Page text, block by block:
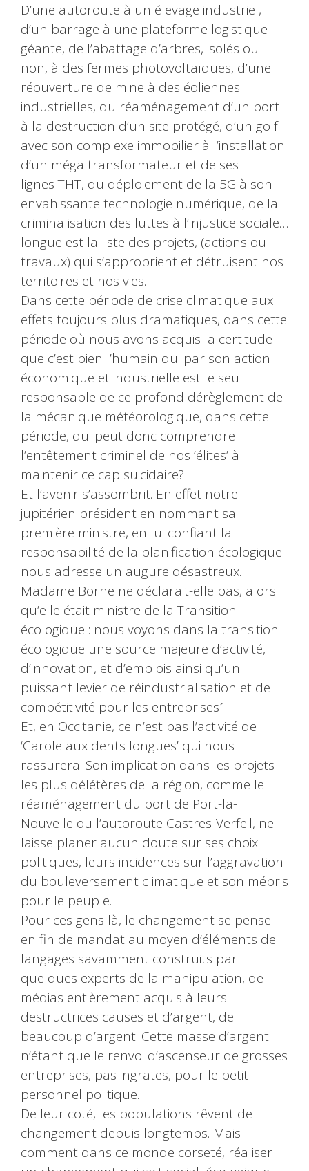
D’une autoroute à un élevage industriel,
d’un barrage à une plateforme logistique
géante, de l’abattage d’arbres, isolés ou
non, à des fermes photovoltaïques, d’une
réouverture de mine à des éoliennes
industrielles, du réaménagement d’un port
à la destruction d’un site protégé, d’un golf
avec son complexe immobilier à l’installation
d’un méga transformateur et de ses
lignes THT, du déploiement de la 5G à son
envahissante technologie numérique, de la
criminalisation des luttes à l’injustice sociale…
longue est la liste des projets, (actions ou
travaux) qui s’approprient et détruisent nos
territoires et nos vies.
Dans cette période de crise climatique aux
effets toujours plus dramatiques, dans cette
période où nous avons acquis la certitude
que c’est bien l’humain qui par son action
économique et industrielle est le seul
responsable de ce profond dérèglement de
la mécanique météorologique, dans cette
période, qui peut donc comprendre
l’entêtement criminel de nos ‘élites’ à
maintenir ce cap suicidaire?
Et l’avenir s’assombrit. En effet notre
jupitérien président en nommant sa
première ministre, en lui confiant la
responsabilité de la planification écologique
nous adresse un augure désastreux.
Madame Borne ne déclarait-elle pas, alors
qu’elle était ministre de la Transition
écologique : nous voyons dans la transition
écologique une source majeure d’activité,
d’innovation, et d’emplois ainsi qu’un
puissant levier de réindustrialisation et de
compétitivité pour les entreprises1.
Et, en Occitanie, ce n’est pas l’activité de
‘Carole aux dents longues’ qui nous
rassurera. Son implication dans les projets
les plus délétères de la région, comme le
réaménagement du port de Port-la-
Nouvelle ou l’autoroute Castres-Verfeil, ne
laisse planer aucun doute sur ses choix
politiques, leurs incidences sur l’aggravation
du bouleversement climatique et son mépris
pour le peuple.
Pour ces gens là, le changement se pense
en fin de mandat au moyen d’éléments de
langages savamment construits par
quelques experts de la manipulation, de
médias entièrement acquis à leurs
destructrices causes et d’argent, de
beaucoup d’argent. Cette masse d’argent
n’étant que le renvoi d’ascenseur de grosses
entreprises, pas ingrates, pour le petit
personnel politique.
De leur coté, les populations rêvent de
changement depuis longtemps. Mais
comment dans ce monde corseté, réaliser